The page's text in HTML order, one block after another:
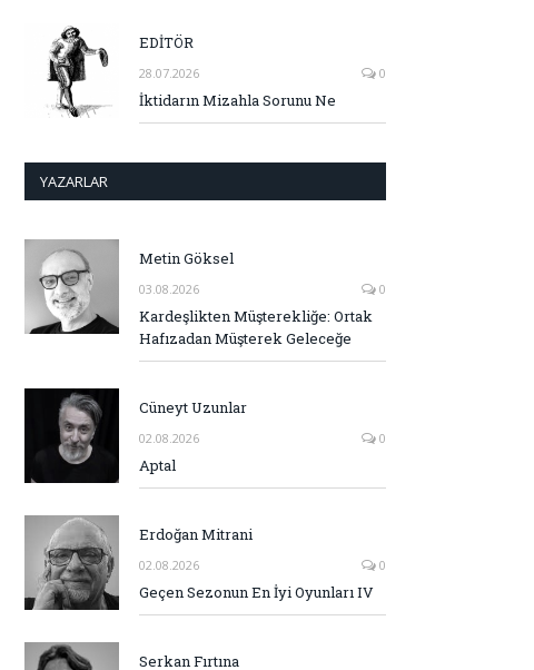
EDİTÖR
28.07.2026 0
İktidarın Mizahla Sorunu Ne
YAZARLAR
Metin Göksel
03.08.2026 0
Kardeşlikten Müşterekliğe: Ortak
Hafızadan Müşterek Geleceğe
Cüneyt Uzunlar
02.08.2026 0
Aptal
Erdoğan Mitrani
02.08.2026 0
Geçen Sezonun En İyi Oyunları IV
Serkan Fırtına